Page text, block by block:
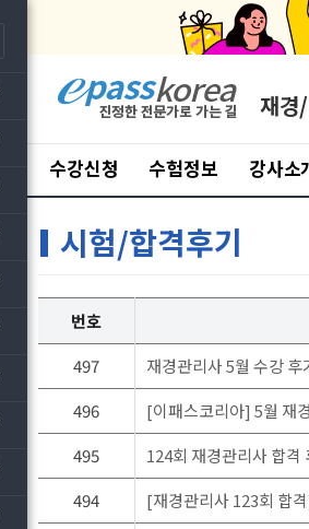
재경
수강신청 수험정보 강사소
시험/합격후기
번호
497
재경관리사 5월 수강
496
[이패스코리아] 5월 재
495
124회 재경관리사 합격
494
[재경관리사 123회 합